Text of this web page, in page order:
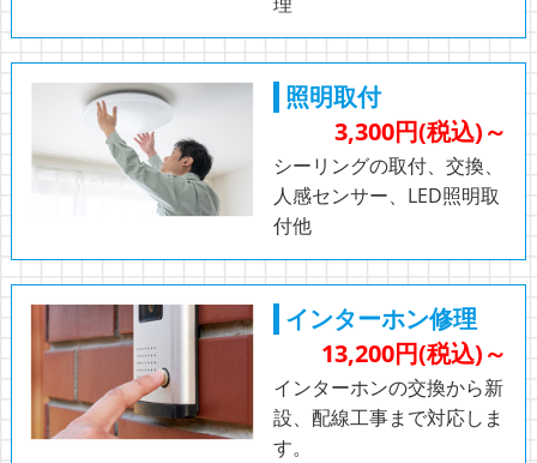
照明取付
3,300円(税込)～
シーリングの取付、交換、
人感センサー、LED照明取
付他
インターホン修理
13,200円(税込)～
インターホンの交換から新
設、配線⼯事まで対応しま
す。